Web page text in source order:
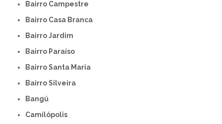
Bairro Campestre
Bairro Casa Branca
Bairro Jardim
Bairro Paraíso
Bairro Santa Maria
Bairro Silveira
Bangú
Camilópolis